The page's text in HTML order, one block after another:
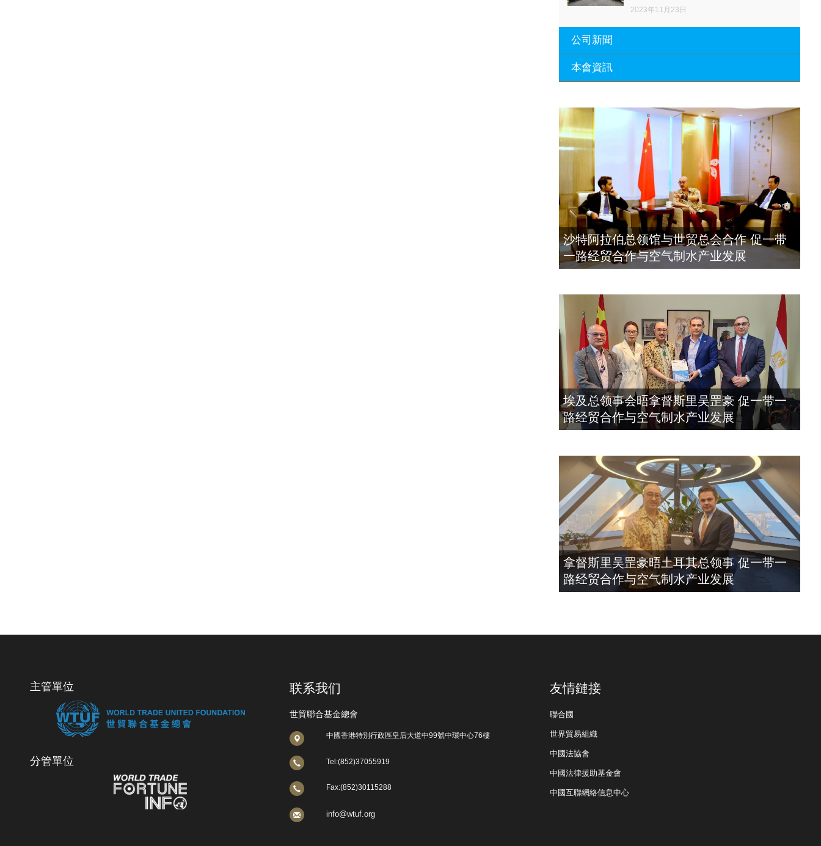
2023年11月23日
公司新聞
带一路经贸合作与空气制水产业发展
埃及总领事会晤拿督斯里吴罡豪 促一带
一路经贸合作与空气制水产业发展
2023年11月23日
拿督斯里吴罡豪晤土耳其总领事 促一带
一路经贸合作与空气制水产业发展
2023年11月23日
本會資訊
瑚蒞臨 天泉鼎豐深圳總部及國際標量波
量子研究院
2021年12月10日
標量波光量子導入系統聯合國總部拿督
斯裏吳達鎔教授首發
2021年12月10日
空氣制水發明人吳達鎔出席聯合國環境
科政商管治聯盟會議
2021年12月10日
沙特阿拉伯总领馆与世贸总会合作 促一带
一路经贸合作与空气制水产业发展
埃及总领事会晤拿督斯里吴罡豪 促一带一
路经贸合作与空气制水产业发展
拿督斯里吴罡豪晤土耳其总领事 促一带一
路经贸合作与空气制水产业发展
主管單位
分管單位
联系我们
世貿聯合基金總會
中國香港特別行政區皇后大道中99號中環中心76樓
Tel:(852)37055919
Fax:(852)30115288
info@wtuf.org
友情鏈接
聯合國
世界貿易組織
中國法協會
中國法律援助基金會
中國互聯網絡信息中心